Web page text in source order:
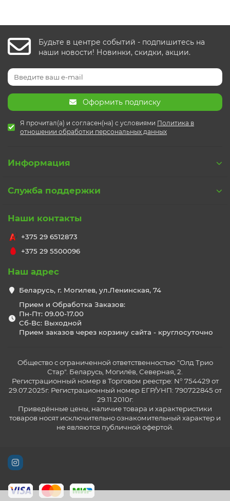
Будьте в центре событий - подпишитесь на
наши новости! Новинки, скидки, акции.
Оформить подписку
Я прочитал(а) и согласен(на) с условиями Политика в
отношении обработки персональных данных
Информация
Служба поддержки
Наши контакты
+375 29 6512873
+375 29 5500096
Наш адрес
Беларусь, г. Могилев, ул.Ленинская, 74
Прием и Обработка Заказов:
Пн-Пт: 09.00-17.00
Сб-Вс: Выходной
Прием заказов через корзину сайта - круглосуточно
Общество с ограниченной ответственностью "Олд Трио
Стар". Беларусь, Могилёв, Северная, 2.
Регистрационный номер в Торговом реестре: N° 754429 от
29.07.2025г. Регистрационный номер ЕГР/УНП: 790722845 от
29.11.2010г.
Приведённые цены, наличие товара и характеристики
товаров носят исключительно ознакомительный характер и
не являются публичной офертой.